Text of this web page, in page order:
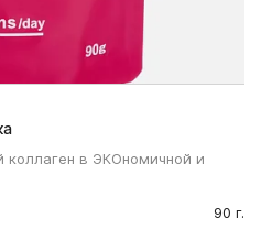
коллаген в ЭКОномичной и
90 г.